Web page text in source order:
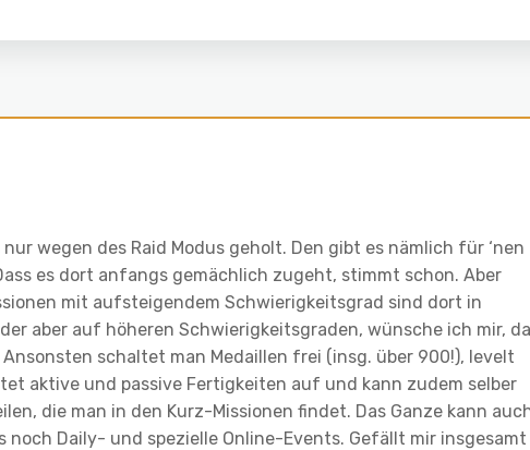
wegen des Raid Modus geholt. Den gibt es nämlich für ‘nen
es dort anfangs gemächlich zugeht, stimmt schon. Aber
mit aufsteigendem Schwierigkeitsgrad sind dort in
aber auf höheren Schwierigkeitsgraden, wünsche ich mir,
schaltet man Medaillen frei (insg. über 900!), levelt
aktive und passive Fertigkeiten auf und kann zudem selber
die man in den Kurz-Missionen findet. Das Ganze kann
noch Daily- und spezielle Online-Events. Gefällt mir insgesamt